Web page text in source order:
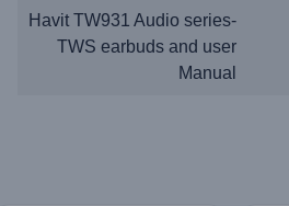
Havit TW931 Audio series-
TWS earbuds and user
Manual